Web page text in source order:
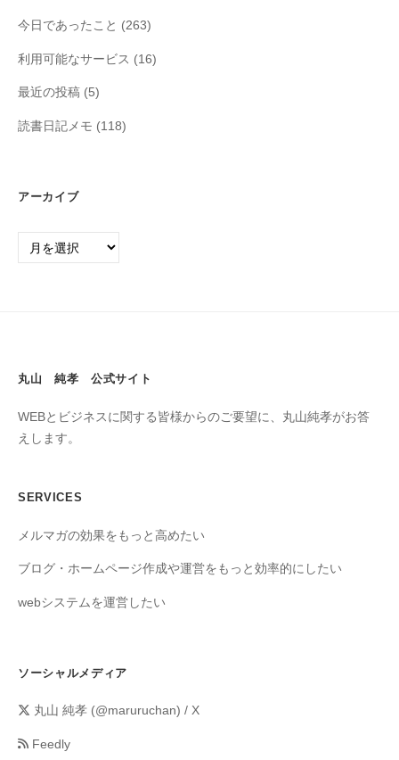
今日であったこと (263)
利用可能なサービス (16)
最近の投稿 (5)
読書日記メモ (118)
アーカイブ
丸山 純孝 公式サイト
WEBとビジネスに関する皆様からのご要望に、丸山純孝がお答
えします。
SERVICES
メルマガの効果をもっと高めたい
ブログ・ホームページ作成や運営をもっと効率的にしたい
webシステムを運営したい
ソーシャルメディア
丸山 純孝 (@maruruchan) / X
Feedly